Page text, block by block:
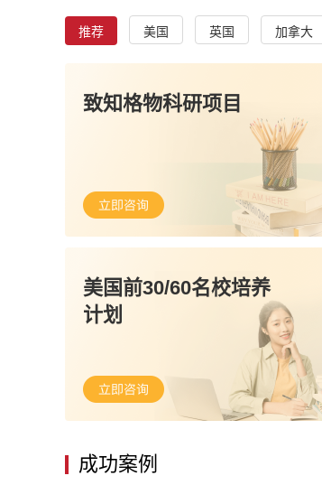
推荐 美国 英国 加拿大
致知格物科研项目
美国前30/60名校培养
计划
成功案例